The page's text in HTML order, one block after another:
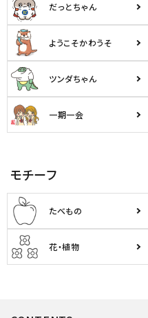
だっとちゃん
ようこそかわうそ
ツンダちゃん
一期一会
モチーフ
たべもの
花・植物